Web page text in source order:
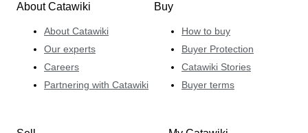
About Catawiki
About Catawiki
Our experts
Careers
Partnering with Catawiki
Buy
How to buy
Buyer Protection
Catawiki Stories
Buyer terms